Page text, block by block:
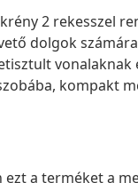
2 rekesszel
dolgok
kompakt
a terméket a